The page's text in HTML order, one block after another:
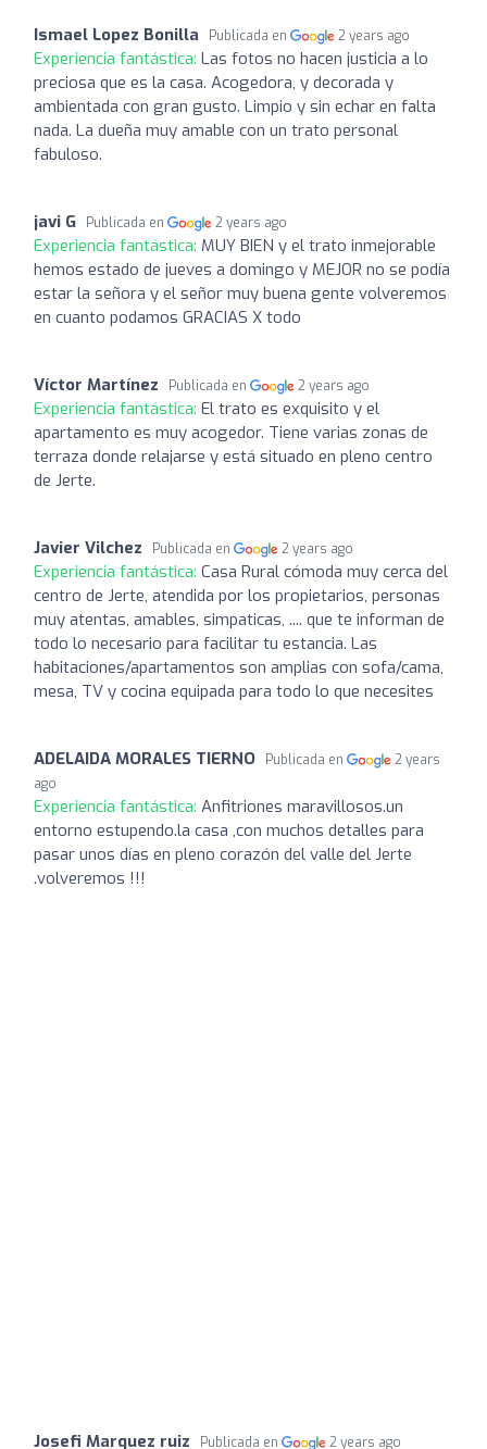
Ismael Lopez Bonilla Publicada en 2 years ago
Experiencia fantástica: Las fotos no hacen justicia a lo
preciosa que es la casa. Acogedora, y decorada y
ambientada con gran gusto. Limpio y sin echar en falta
nada. La dueña muy amable con un trato personal
fabuloso.
javi G Publicada en 2 years ago
Experiencia fantástica: MUY BIEN y el trato inmejorable
hemos estado de jueves a domingo y MEJOR no se podía
estar la señora y el señor muy buena gente volveremos
en cuanto podamos GRACIAS X todo
Víctor Martínez Publicada en 2 years ago
Experiencia fantástica: El trato es exquisito y el
apartamento es muy acogedor. Tiene varias zonas de
terraza donde relajarse y está situado en pleno centro
de Jerte.
Javier Vilchez Publicada en 2 years ago
Experiencia fantástica: Casa Rural cómoda muy cerca del
centro de Jerte, atendida por los propietarios, personas
muy atentas, amables, simpaticas, .... que te informan de
todo lo necesario para facilitar tu estancia. Las
habitaciones/apartamentos son amplias con sofa/cama,
mesa, TV y cocina equipada para todo lo que necesites
ADELAIDA MORALES TIERNO Publicada en
2 years
ago
Experiencia fantástica: Anfitriones maravillosos.un
entorno estupendo.la casa ,con muchos detalles para
pasar unos días en pleno corazón del valle del Jerte
.volveremos !!!
Josefi Marquez ruiz Publicada en 2 years ago